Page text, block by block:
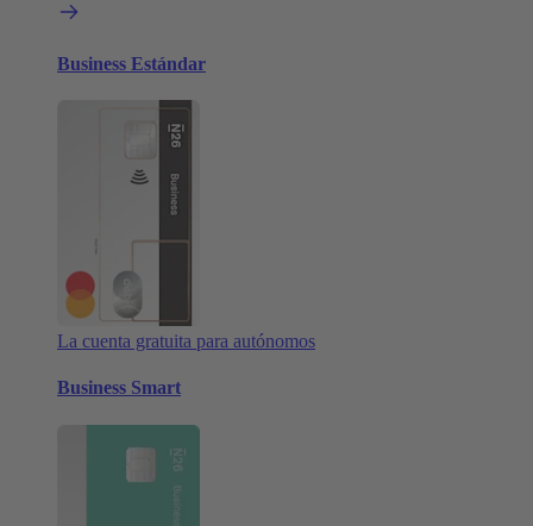
Business Estándar
La cuenta gratuita para autónomos
Business Smart